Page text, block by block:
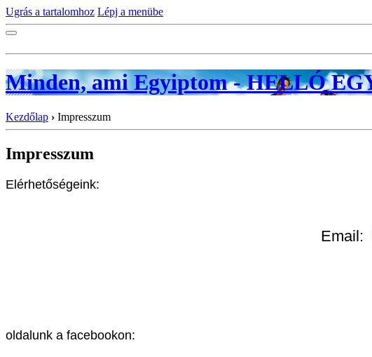
Ugrás a tartalomhoz Lépj a menübe
Minden, ami Egyiptom - HELLÓ
Kezdőlap › Impresszum
Impresszum
Elérhetőségeink:
Email:
oldalunk a facebookon: